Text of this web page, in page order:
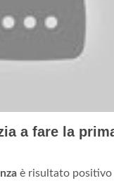
a fare la
è risultato positivo